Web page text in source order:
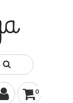
0